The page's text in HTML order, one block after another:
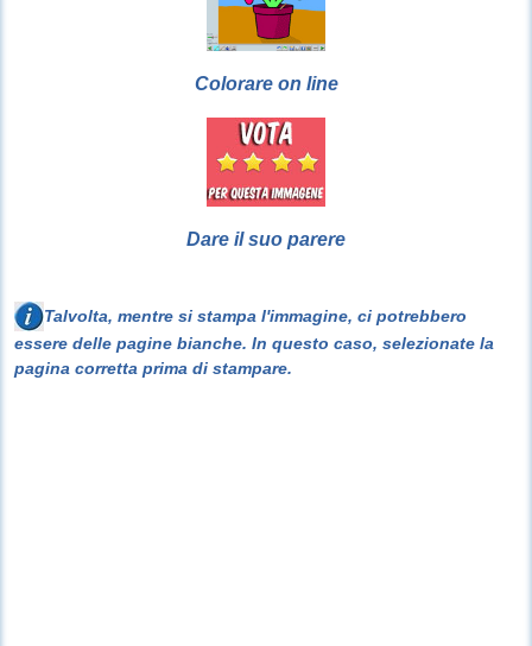
Colorare on line
Dare il suo parere
Talvolta, mentre si stampa l'immagine, ci potrebbero
essere delle pagine bianche. In questo caso, selezionate la
pagina corretta prima di stampare.